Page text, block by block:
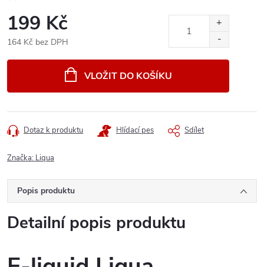
199 Kč
164 Kč bez DPH
VLOŽIT DO KOŠÍKU
Dotaz k produktu Hlídací pes Sdílet
Značka: Liqua
Popis produktu
Detailní popis produktu